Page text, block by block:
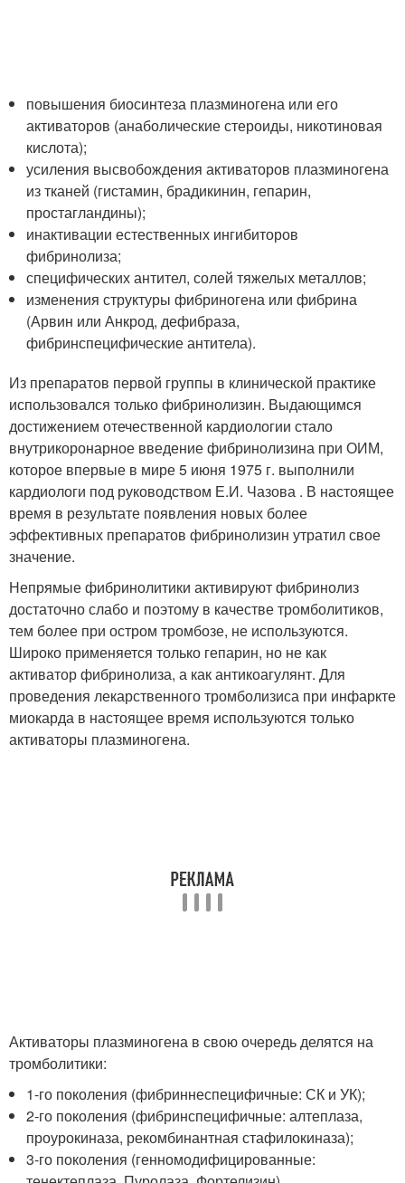
повышения биосинтеза плазминогена или его
активаторов (анаболические стероиды, никотиновая
кислота);
усиления высвобождения активаторов плазминогена
из тканей (гистамин, брадикинин, гепарин,
простагландины);
инактивации естественных ингибиторов
фибринолиза;
специфических антител, солей тяжелых металлов;
изменения структуры фибриногена или фибрина
(Арвин или Анкрод, дефибраза,
фибринспецифические антитела).
Из препаратов первой группы в клинической практике
использовался только фибринолизин. Выдающимся
достижением отечественной кардиологии стало
внутрикоронарное введение фибринолизина при ОИМ,
которое впервые в мире 5 июня 1975 г. выполнили
кардиологи под руководством Е.И. Чазова . В настоящее
время в результате появления новых более
эффективных препаратов фибринолизин утратил свое
значение.
Непрямые фибринолитики активируют фибринолиз
достаточно слабо и поэтому в качестве тромболитиков,
тем более при остром тромбозе, не используются.
Широко применяется только гепарин, но не как
активатор фибринолиза, а как антикоагулянт. Для
проведения лекарственного тромболизиса при инфаркте
миокарда в настоящее время используются только
активаторы плазминогена.
Активаторы плазминогена в свою очередь делятся на
тромболитики:
1-го поколения (фибриннеспецифичные: СК и УК);
2-го поколения (фибринспецифичные: алтеплаза,
проурокиназа, рекомбинантная стафилокиназа);
3-го поколения (генномодифицированные: